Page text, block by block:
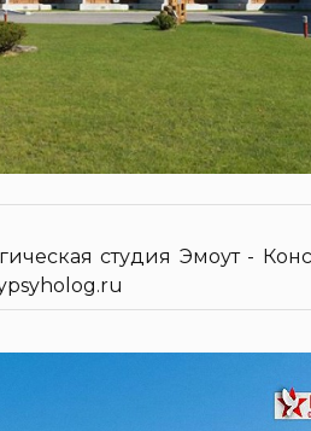
студия Эмоут -